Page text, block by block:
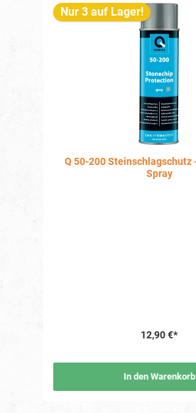
Nur 3 auf Lager!
Q 50-200 Steinschlagschutz -grau- 500 ml
Spray
12,90 €*
In den Warenkorb